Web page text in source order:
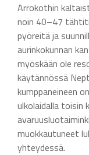
Arrokothin
noin 40–47
pyöreitä ja
aurinkokunnan
myöskään ole
käytännössä
kumppaneineen
ulkolaidalla toisin
muokkautuneet
yhteydessä.